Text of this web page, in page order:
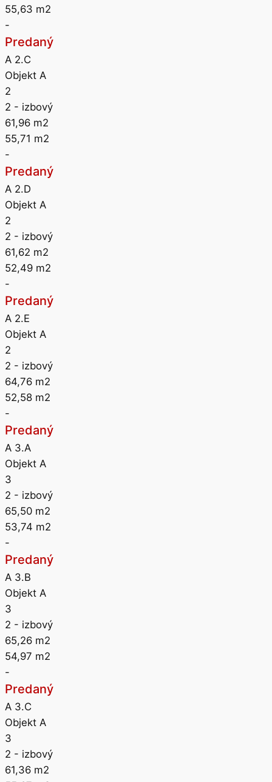
55,63 m2
-
Predaný
A 2.C
Objekt A
2
2 - izbový
61,96 m2
55,71 m2
-
Predaný
A 2.D
Objekt A
2
2 - izbový
61,62 m2
52,49 m2
-
Predaný
A 2.E
Objekt A
2
2 - izbový
64,76 m2
52,58 m2
-
Predaný
A 3.A
Objekt A
3
2 - izbový
65,50 m2
53,74 m2
-
Predaný
A 3.B
Objekt A
3
2 - izbový
65,26 m2
54,97 m2
-
Predaný
A 3.C
Objekt A
3
2 - izbový
61,36 m2